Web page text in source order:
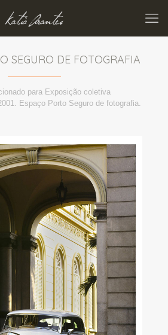
SEGURO DE FOTOGRAFIA
para Exposição coletiva
Espaço Porto Seguro de fotografia.